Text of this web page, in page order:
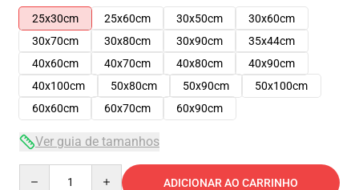
25x30cm
25x60cm 30x50cm
30x60cm
30x70cm
30x80cm 30x90cm
35x44cm
40x60cm
40x70cm 40x80cm
40x90cm
40x100cm
50x80cm 50x90cm
50x100cm
60x60cm
60x70cm 60x90cm
Ver guia de tamanhos
ADICIONAR AO CARRINHO